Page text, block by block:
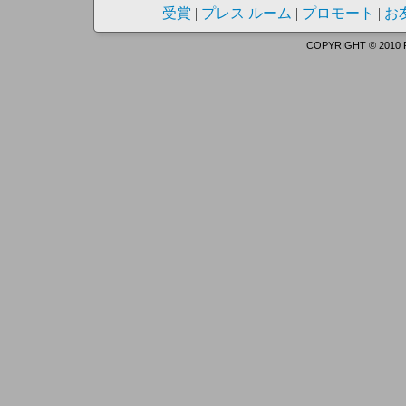
受賞 | プレス ルーム | プロモート | お
COPYRIGHT © 2010